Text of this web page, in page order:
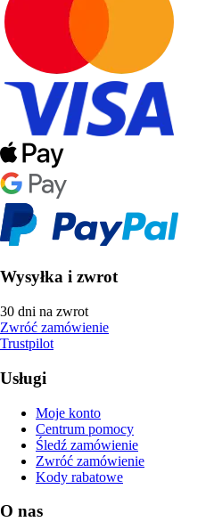
Wysyłka i zwrot
30 dni na zwrot
Zwróć zamówienie
Trustpilot
Usługi
Moje konto
Centrum pomocy
Śledź zamówienie
Zwróć zamówienie
Kody rabatowe
O nas